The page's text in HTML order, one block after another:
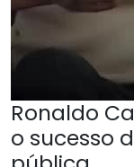
Ronaldo
o sucesso